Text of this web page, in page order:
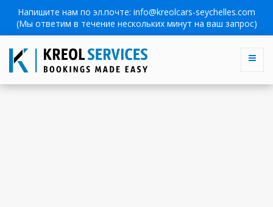
Напишите нам по эл.почте: info@kreolcars-seychelles.com
(Мы ответим в течение нескольких минут на ваш запрос)